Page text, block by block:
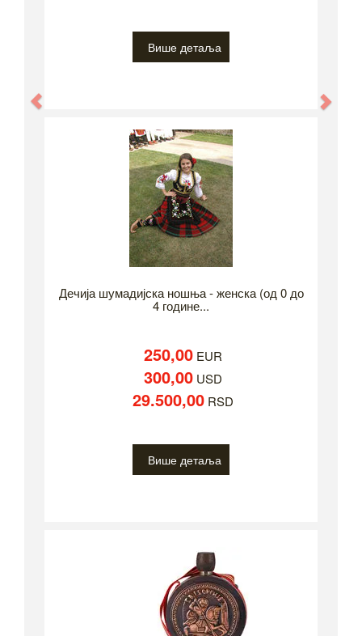
Више детаља
Дечија шумадијска ношња - женска (од 0 до
4 године...
250,00 EUR
300,00 USD
29.500,00 RSD
Више детаља